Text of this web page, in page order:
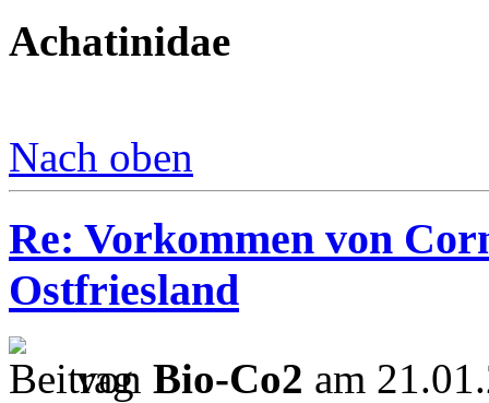
Achatinidae
Nach oben
Re: Vorkommen von
Ostfriesland
von Bio-Co2 am